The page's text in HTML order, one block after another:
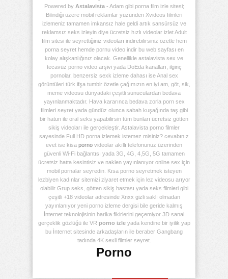
Powered by Astalavista- Adam gibi porna film izle sitesi;
Bilindiği üzere mobil reklamlar yüzünden Xvideos filmleri
izlemeniz tamamen imkansız hale geldi artık sansürsüz ve
reklamsız seks izleyin diye ücretsiz hızlı videolar izlet Adult
film sitesi ile seyrettiğiniz videoları indirebilirsiniz özetle hem
porna seyret hemde pornu video indir bu web sayfası en
kolay alışkanlığınız olacak. Genellikle astalavista sex ve
tecavüz porno video arşivi yada DoEda kanalları, ilginç
pornolar, benzersiz sexk izleme dahası ise Anal sex
görüntüleri türk ifşa tumblr özetle çağımızın en iyi am, göt, sik,
meme videosu dünyadaki çeşitli sunuculardan bedava
yayınlanmaktadır. Hava kararınca bedava zorla porn sex
filmleri seyret yada gündüz olunca sabah kuşağında taş gibi
bir hatun ile oral seks yapabilirsin tüm bunları ücretsiz götten
sikiş videoları ile gerçekleştir. Astalavista porno filmler
sayesinde Full HD porna izlemek istemez misiniz? cevabınız
evet ise kisa porno videolar akıllı telefonunuz üzerinden
güvenli Wi-Fi bağlantısı yada 3G, 4G, 4,5G, 5G tamamen
ücretsiz hatta kesintisiz ve naklen yayınlanıyor online sex için
mobil pornalar seyredin. Kısa porno seyretmek isteyen
lezbiyen kadınlar sitemizi ziyaret etmek için lez videosu arıyor
olabilir Grup seks, götten sikiş hastası yada seks filmleri gibi
çeşitli +18 videolar adresinde Xnxx gizli saklı olmadan
yayınlanıyor yeni porno izleme dergisi bile geride kalmış
İnternet teknolojisinin harika fikirlerini geçemiyor 3D sanal
gerçeklik gözlüğü ile VR porno izleyada kendine bir iyilik yap
bu İnternet sitesinde arkadaşların ile beraber Gangbang
tadında 4K sexli filmler seyret.
Porno